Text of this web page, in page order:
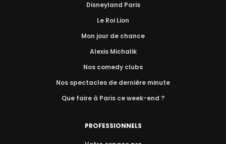
Disneyland Paris
Le Roi Lion
Mon jour de chance
Alexis Michalik
Nos comedy clubs
Nos spectacles de dernière minute
Que faire à Paris ce week-end ?
PROFESSIONNELS